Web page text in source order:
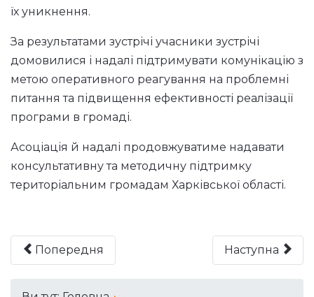
їх уникнення.
За результатами зустрічі учасники зустрічі
домовилися і надалі підтримувати комунікацію з
метою оперативного реагування на проблемні
питання та підвищення ефективності реалізації
програми в громаді.
Асоціація й надалі продовжуватиме надавати
консультативну та методичну підтримку
територіальним громадам Харківської області.
Попередня Наступна